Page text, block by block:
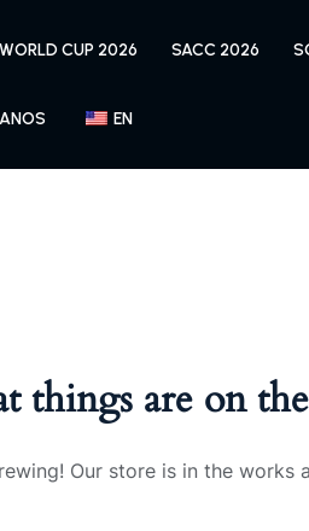
WORLD CUP 2026 SACC 2026
EN
things are on
Our store is in the works